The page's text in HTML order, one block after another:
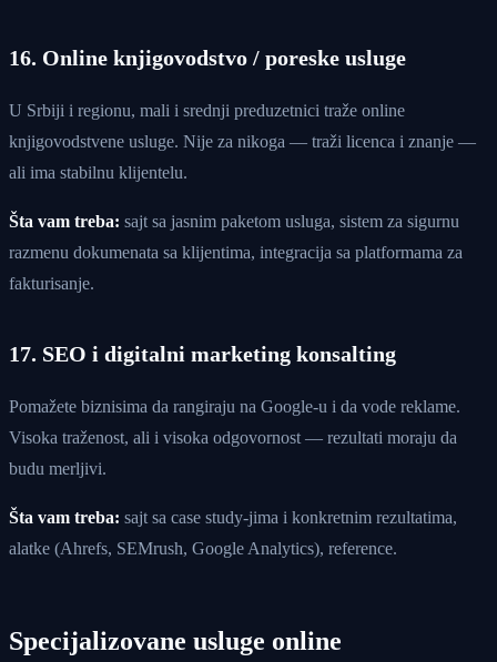
16. Online knjigovodstvo / poreske usluge
U Srbiji i regionu, mali i srednji preduzetnici traže online
knjigovodstvene usluge. Nije za nikoga — traži licenca i znanje —
ali ima stabilnu klijentelu.
Šta vam treba: sajt sa jasnim paketom usluga, sistem za sigurnu
razmenu dokumenata sa klijentima, integracija sa platformama za
fakturisanje.
17. SEO i digitalni marketing konsalting
Pomažete biznisima da rangiraju na Google-u i da vode reklame.
Visoka traženost, ali i visoka odgovornost — rezultati moraju da
budu merljivi.
Šta vam treba: sajt sa case study-jima i konkretnim rezultatima,
alatke (Ahrefs, SEMrush, Google Analytics), reference.
Specijalizovane usluge online